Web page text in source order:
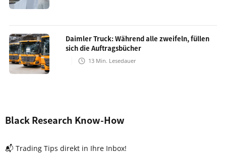
Daimler Truck: Während alle zweifeln, füllen
sich die Auftragsbücher
13 Min. Lesedauer
Black Research Know-How
📬 Trading Tips direkt in Ihre Inbox!